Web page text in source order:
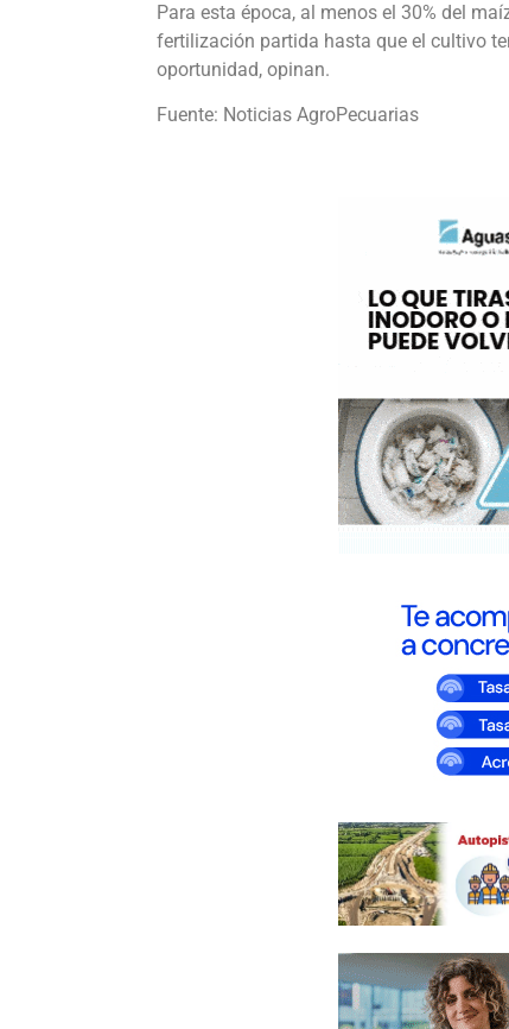
Para esta época, al menos el 30% del
fertilización partida hasta que el cultivo
oportunidad, opinan.
Fuente: Noticias AgroPecuarias